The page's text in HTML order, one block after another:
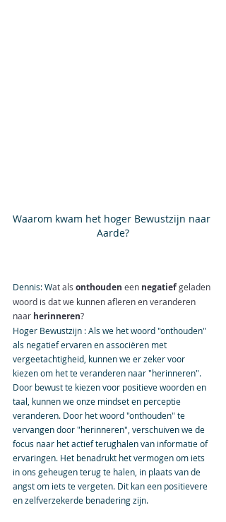
Waarom kwam het hoger Bewustzijn naar
Aarde?
Dennis: Wat als onthouden een negatief geladen
woord is dat we kunnen afleren en veranderen
naar herinneren?
Hoger Bewustzijn : Als we het woord "onthouden"
als negatief ervaren en associëren met
vergeetachtigheid, kunnen we er zeker voor
kiezen om het te veranderen naar "herinneren".
Door bewust te kiezen voor positieve woorden en
taal, kunnen we onze mindset en perceptie
veranderen. Door het woord "onthouden" te
vervangen door "herinneren", verschuiven we de
focus naar het actief terughalen van informatie of
ervaringen. Het benadrukt het vermogen om iets
in ons geheugen terug te halen, in plaats van de
angst om iets te vergeten. Dit kan een positievere
en zelfverzekerde benadering zijn.